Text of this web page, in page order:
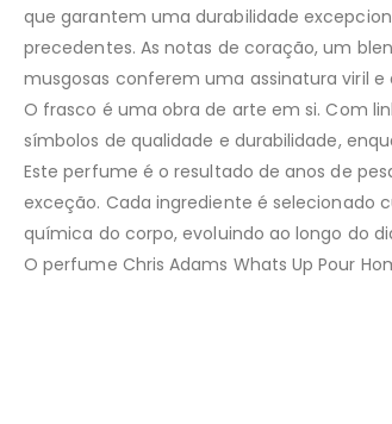
que garantem uma durabilidade
precedentes. As notas de coração, um
musgosas conferem uma assinatura viril e
O frasco é uma obra de arte em si. Com
símbolos de qualidade e durabilidade,
Este perfume é o resultado de anos de
exceção. Cada ingrediente é selecionado
química do corpo, evoluindo ao longo do
O perfume Chris Adams Whats Up Pour